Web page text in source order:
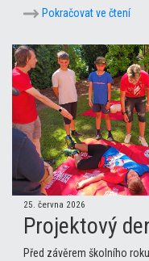
Pokračovat ve čtení
25. června 2026
Projektový
Před závěrem školního